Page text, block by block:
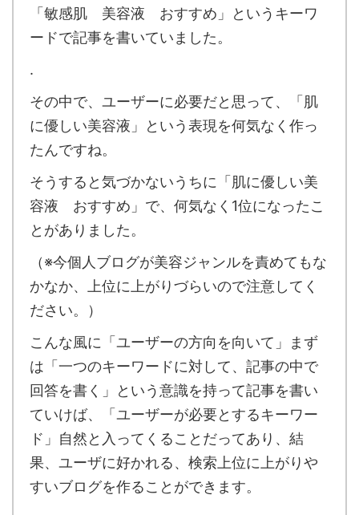
「敏感肌 美容液 おすすめ」というキーワ
ードで記事を書いていました。
.
その中で、ユーザーに必要だと思って、「肌
に優しい美容液」という表現を何気なく作っ
たんですね。
そうすると気づかないうちに「肌に優しい美
容液 おすすめ」で、何気なく1位になったこ
とがありました。
（※今個人ブログが美容ジャンルを責めてもな
かなか、上位に上がりづらいので注意してく
ださい。）
こんな風に「ユーザーの方向を向いて」まず
は「一つのキーワードに対して、記事の中で
回答を書く」という意識を持って記事を書い
ていけば、「ユーザーが必要とするキーワー
ド」自然と入ってくることだってあり、結
果、ユーザに好かれる、検索上位に上がりや
すいブログを作ることができます。